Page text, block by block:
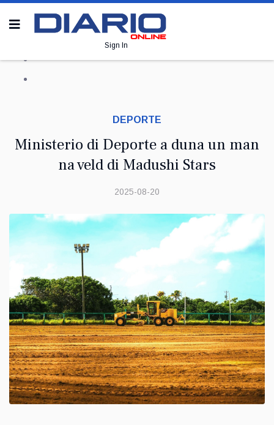
Sign In
DEPORTE
Ministerio di Deporte a duna un man
na veld di Madushi Stars
2025-08-20